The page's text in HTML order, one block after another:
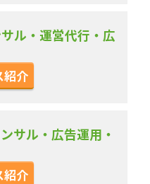
ル・運営代行・広
紹介
サル・広告運用・
紹介